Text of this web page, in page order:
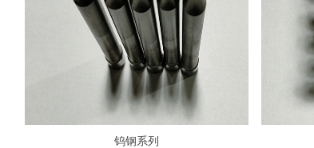
钨钢系列